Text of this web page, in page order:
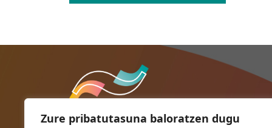
Zure pribatutasuna baloratzen dugu